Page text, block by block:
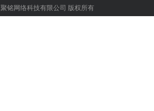
铭网络科技有限公司 版权所有